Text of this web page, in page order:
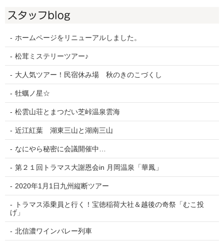
スタッフblog
ホームページをリニューアルしました。
松茸ミステリーツアー♪
大人気ツアー！民宿休み場 秋のきのこづくし
牡蠣ノ星☆
松雲山荘とまつだい芝峠温泉雲海
近江紅葉 湖東三山と湖南三山
なにやら秘密に会議開催中…
第２１回トラマス大謝恩会in 月岡温泉「華鳳」
2020年1月1日九州縦断ツアー
トラマス添乗員と行く！宝徳稲荷大社＆越後の奇祭「むこ投
げ」
北信濃ワインバレー列車